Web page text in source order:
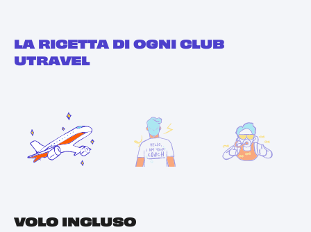
LA RICETTA DI OGNI CLUB
UTRAVEL
VOLO INCLUSO